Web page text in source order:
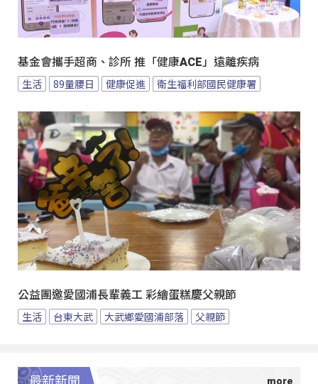
基金會攜手超商、診所 推「健康ACE」遠離疾病
生活 89量腰日 健康促進 衛生福利部國民健康署
公益團邀愛國浦長輩義工 彩繪蛋糕慶父親節
生活 台東大武 大武鄉愛國浦部落 父親節